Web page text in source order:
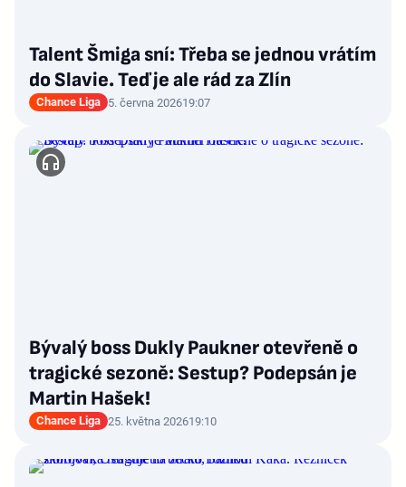
Talent Šmiga sní: Třeba se jednou vrátím
do Slavie. Teď je ale rád za Zlín
Chance Liga 5. června 202619:07
Bývalý boss Dukly Paukner otevřeně o
tragické sezoně: Sestup? Podepsán je
Martin Hašek!
Chance Liga 25. května 202619:10